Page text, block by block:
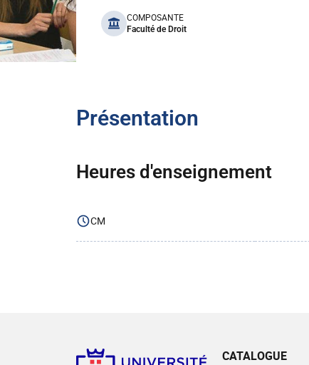
benefits
COMPOSANTE
Faculté de Droit
Présentation
Heures d'enseignement
CM
CATALOGUE